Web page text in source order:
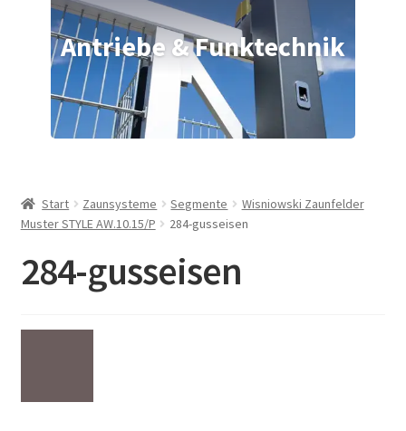
Antriebe & Funktechnik
Start Zaunsysteme Segmente
Wisniowski Zaunfelder
Muster STYLE AW.10.15/P
284-gusseisen
284-gusseisen